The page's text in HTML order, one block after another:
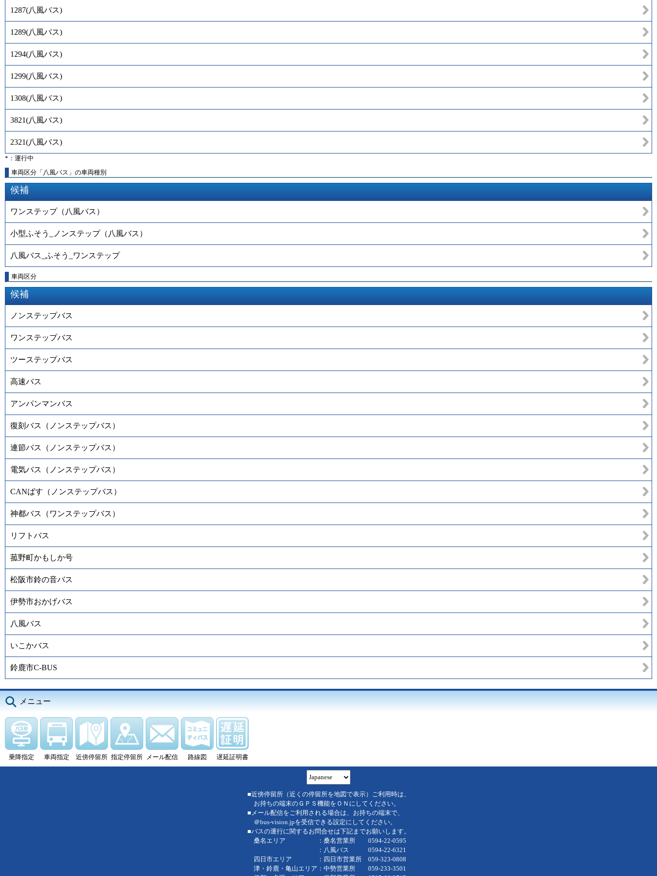
1287(八風バス)
1289(八風バス)
1294(八風バス)
1299(八風バス)
1308(八風バス)
3821(八風バス)
2321(八風バス)
*：運行中
車両区分「八風バス」の車両種別
候補
ワンステップ（八風バス）
小型ふそう_ノンステップ（八風バス）
八風バス_ふそう_ワンステップ
車両区分
候補
ノンステップバス
ワンステップバス
ツーステップバス
高速バス
アンパンマンバス
復刻バス（ノンステップバス）
連節バス（ノンステップバス）
電気バス（ノンステップバス）
CANばす（ノンステップバス）
神都バス（ワンステップバス）
リフトバス
菰野町かもしか号
松阪市鈴の音バス
伊勢市おかげバス
八風バス
いこかバス
鈴鹿市C-BUS
メニュー
乗降指定 車両指定 近傍停留所 指定停留所 メール配信 路線図 遅延証明書
■近傍停留所（近くの停留所を地図で表示）ご利用時は、
お持ちの端末のＧＰＳ機能をＯＮにしてください。
■メール配信をご利用される場合は、お持ちの端末で、
＠bus-vision.jpを受信できる設定にしてください。
■バスの運行に関するお問合せは下記までお願いします。
桑名エリア ：桑名営業所 0594-22-0595
：八風バス 0594-22-6321
四日市エリア ：四日市営業所 059-323-0808
津・鈴鹿・亀山エリア：中勢営業所 059-233-3501